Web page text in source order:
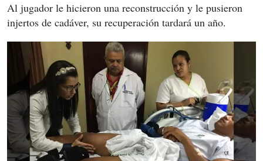
Al jugador le hicieron una reconstrucción y le pusieron
injertos de cadáver, su recuperación tardará un año.
X
X
X